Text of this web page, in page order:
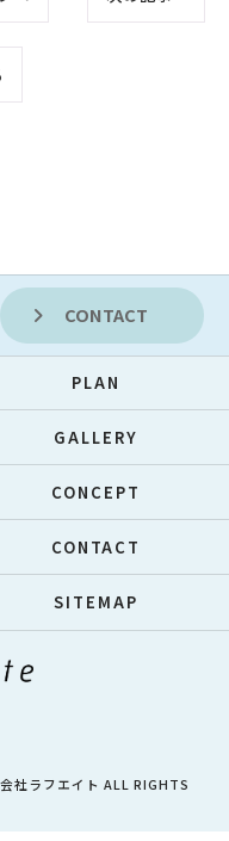
CONTACT
PLAN
GALLERY
CONCEPT
CONTACT
SITEMAP
社ラフエイト ALL RIGHTS